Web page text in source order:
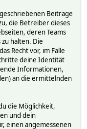
Beiträge
die Betreiber dieses
deren Teams
halten. Die
Recht vor, im Falle
deine Identität
Informationen,
an die ermittelnden
die Möglichkeit,
und dein
einen angemessenen